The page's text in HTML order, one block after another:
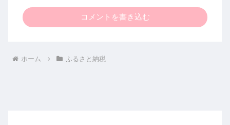
コメントを書き込む
ホーム ふるさと納税